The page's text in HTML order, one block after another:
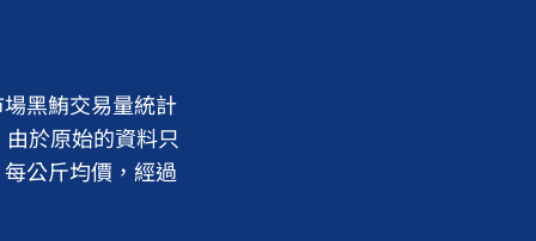
黑鮪交易量統計
於原始的資料只
公斤均價，經過